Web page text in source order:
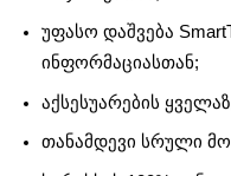
უფასო დაშვება
ინფორმაციასთან;
აქსესუარების
თანამდევი სრული